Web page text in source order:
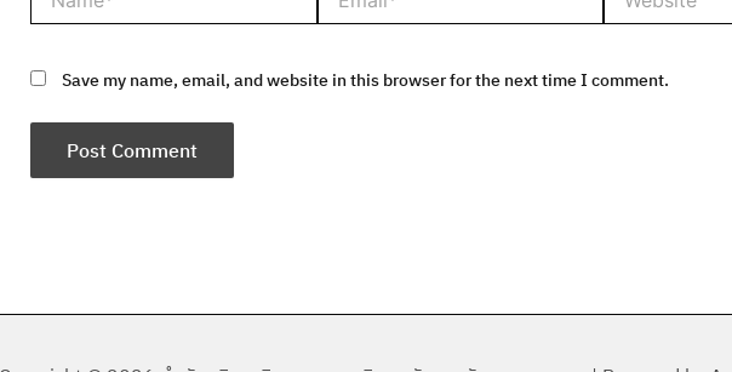
Save my name, email, and website in this browser for the next time I comment.